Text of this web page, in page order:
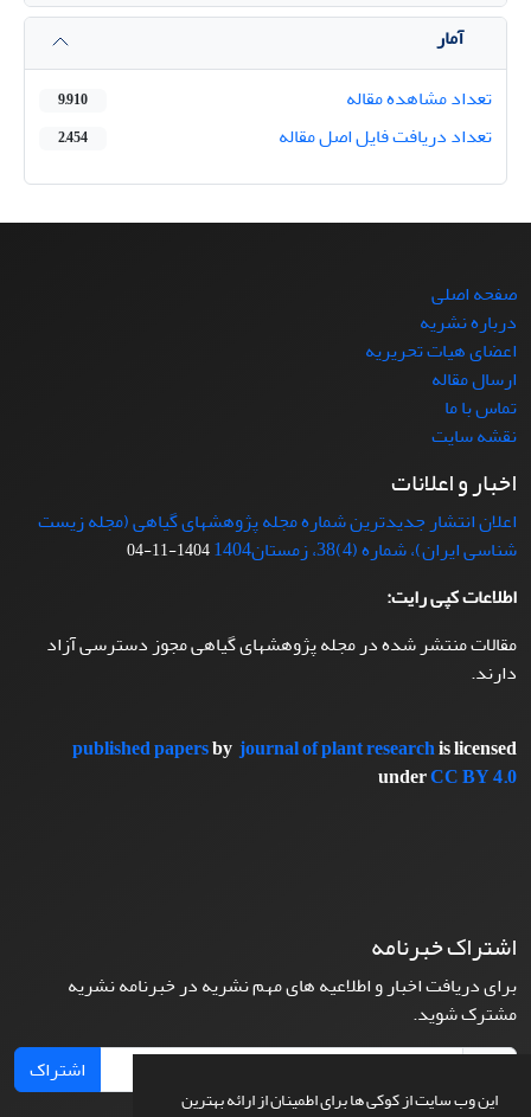
این وب سایت از کوکی ها برای اطمینان از ارائه بهترین
آمار
تعداد مشاهده مقاله
9,910
تعداد دریافت فایل اصل مقاله 2,454
صفحه اصلی
درباره نشریه
اعضای هیات تحریریه
ارسال مقاله
تماس با ما
نقشه سایت
اخبار و اعلانات
اعلان انتشار جدیدترین شماره مجله پژوهشهای گیاهی (مجله زیست
شناسی ایران)، شماره (4)38، زمستان1404
1404-11-04
اطلاعات کپی رایت:
مقالات منتشر شده در مجله پژوهشهای گیاهی مجوز دسترسی آزاد
دارند.
published papersbyjournal of plant researchis licensed
underCC BY 4.0
اشتراک خبرنامه
برای دریافت اخبار و اطلاعیه های مهم نشریه در خبرنامه نشریه
مشترک شوید.
اشتراک